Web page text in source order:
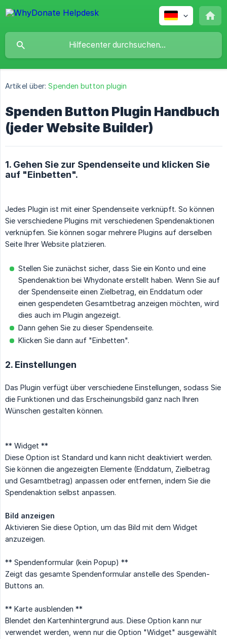
Artikel über: Spenden button plugin
Spenden Button Plugin Handbuch
(jeder Website Builder)
1. Gehen Sie zur Spendenseite und klicken Sie
auf "Einbetten".
Jedes Plugin ist mit einer Spendenseite verknüpft. So können
Sie verschiedene Plugins mit verschiedenen Spendenaktionen
verknüpfen. Sie können sogar mehrere Plugins auf derselben
Seite Ihrer Website platzieren.
Stellen Sie zunächst sicher, dass Sie ein Konto und eine
Spendenaktion bei Whydonate erstellt haben. Wenn Sie auf
der Spendenseite einen Zielbetrag, ein Enddatum oder
einen gespendeten Gesamtbetrag anzeigen möchten, wird
dies auch im Plugin angezeigt.
Dann gehen Sie zu dieser Spendenseite.
Klicken Sie dann auf "Einbetten".
2. Einstellungen
Das Plugin verfügt über verschiedene Einstellungen, sodass Sie
die Funktionen und das Erscheinungsbild ganz nach Ihren
Wünschen gestalten können.
** Widget **
Diese Option ist Standard und kann nicht deaktiviert werden.
Sie können die angezeigten Elemente (Enddatum, Zielbetrag
und Gesamtbetrag) anpassen oder entfernen, indem Sie die
Spendenaktion selbst anpassen.
Bild anzeigen
Aktivieren Sie diese Option, um das Bild mit dem Widget
anzuzeigen.
** Spendenformular (kein Popup) **
Zeigt das gesamte Spendenformular anstelle des Spenden-
Buttons an.
** Karte ausblenden **
Blendet den Kartenhintergrund aus. Diese Option kann nur
verwendet werden, wenn nur die Option "Widget" ausgewählt